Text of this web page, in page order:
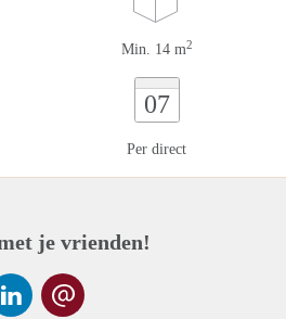
Min. 14 m2
07
Per direct
je vrienden!